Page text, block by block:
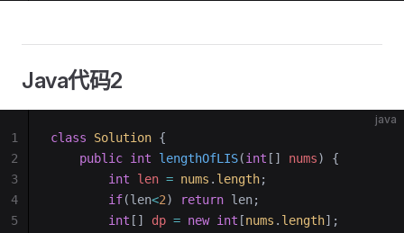
Java代码2
java
class Solution {
    public
int lengthOfLIS(int [] nums)
{
        int
len = nums . length;
        if
(len<2) return len;
        int
[] dp = new int [nums . length];
1
2
3
4
5